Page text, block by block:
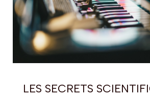
LES SECRETS